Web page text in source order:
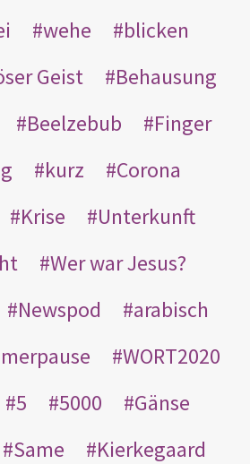
wehe
blicken
Geist
Behausung
Beelzebub
Finger
kurz
Corona
Krise
Unterkunft
Wer war Jesus?
Newspod
arabisch
WORT2020
5 5000
Gänse
Same
Kierkegaard